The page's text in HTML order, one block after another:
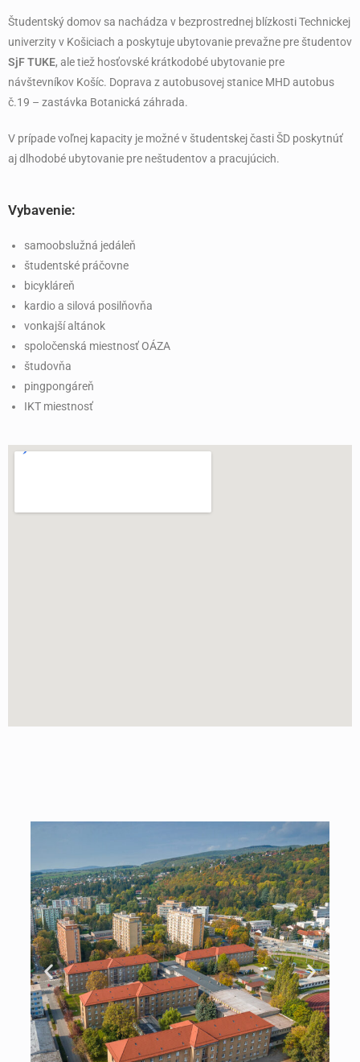
Študentský domov sa nachádza v bezprostrednej blízkosti Technickej
univerzity v Košiciach a poskytuje ubytovanie prevažne pre študentov
SjF TUKE, ale tiež hosťovské krátkodobé ubytovanie pre
návštevníkov Košíc. Doprava z autobusovej stanice MHD autobus
č.19 – zastávka Botanická záhrada.
V prípade voľnej kapacity je možné v študentskej časti ŠD poskytnúť
aj dlhodobé ubytovanie pre neštudentov a pracujúcich.
Vybavenie:
samoobslužná jedáleň
študentské práčovne
bicykláreň
kardio a silová posilňovňa
vonkajší altánok
spoločenská miestnosť OÁZA
študovňa
pingpongáreň
IKT miestnosť